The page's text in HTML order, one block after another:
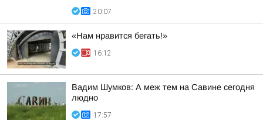
20:07
«Нам нравится бегать!»
16:12
Вадим Шумков: А меж тем на Савине сегодня
людно
17:57